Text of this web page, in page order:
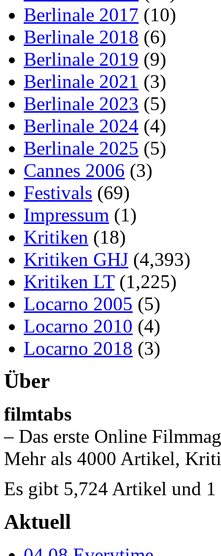
Berlinale 2017 (10)
Berlinale 2018 (6)
Berlinale 2019 (9)
Berlinale 2021 (3)
Berlinale 2023 (5)
Berlinale 2024 (4)
Berlinale 2025 (5)
Cannes 2006 (3)
Festivals (69)
Impressum (1)
Kritiken (18)
Kritiken GHJ (4,393)
Kritiken LT(1,225)
Locarno 2005 (5)
Locarno 2010 (4)
Locarno 2018 (3)
Über
filmtabs
– Das erste Online
Mehr als 4000 Artikel,
Es gibt 5,724 Artikel und 1
Aktuell